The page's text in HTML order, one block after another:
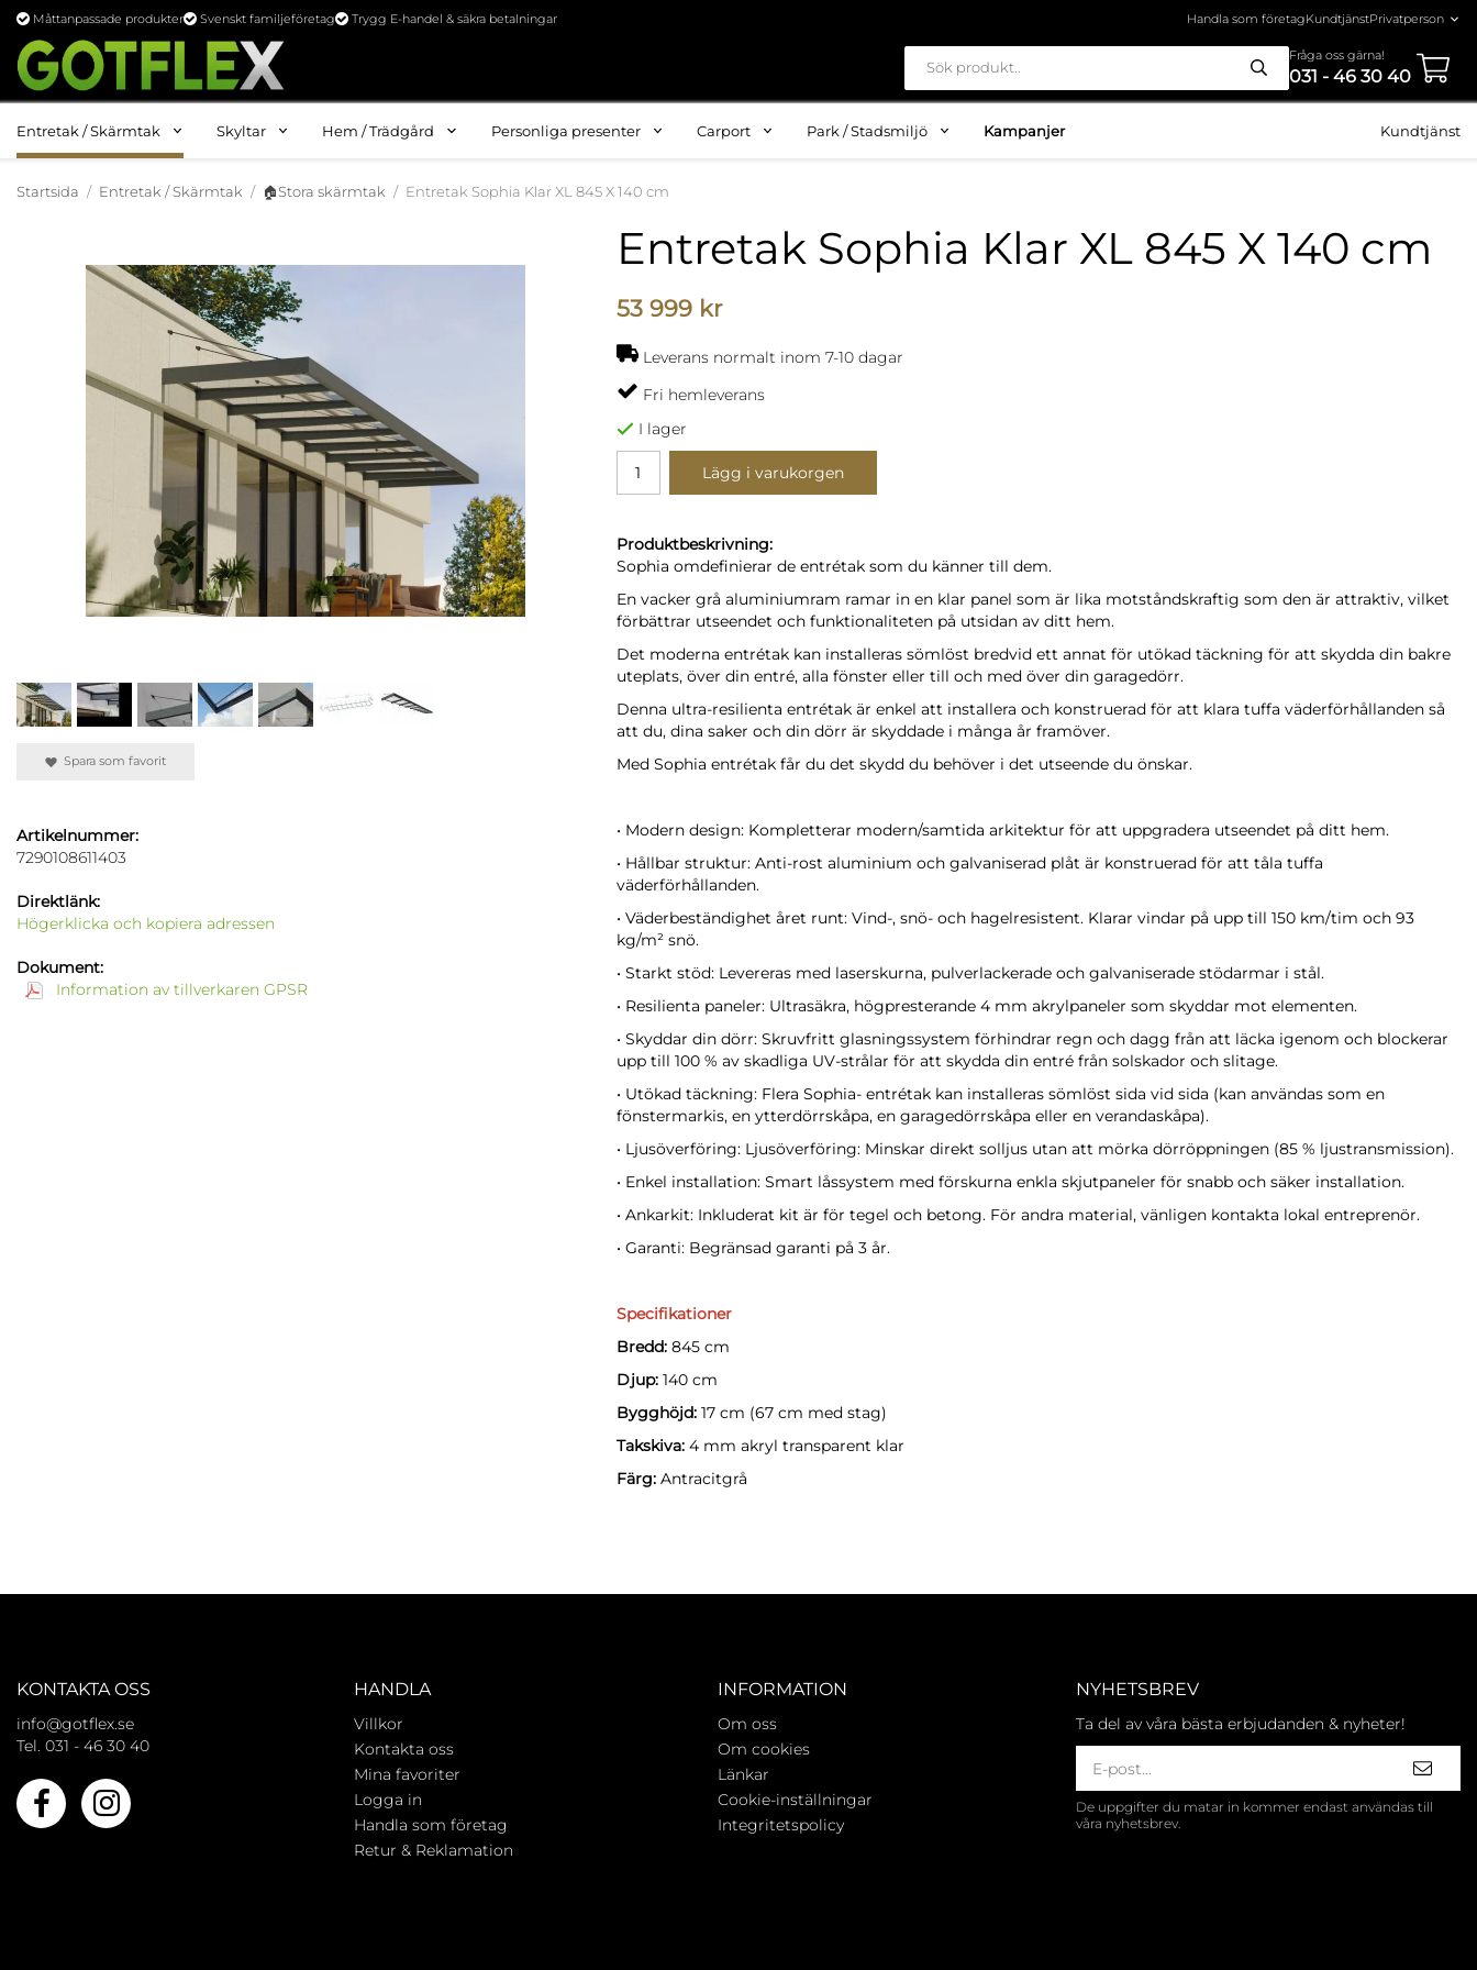
Måttanpassade produkter Svenskt familjeföretag Trygg E-handel & säkra betalningar Handla som företagKundtjänst
Fråga oss gärna!
031 - 46 30 40
Entretak / Skärmtak Skyltar Hem / Trädgård Personliga presenter Carport Park / Stadsmiljö Kampanjer Kundtjänst
Startsida / Entretak / Skärmtak / 🏠Stora skärmtak / Entretak Sophia Klar XL 845 X 140 cm
Entretak Sophia Klar XL 845 X 140 cm
53 999 kr
Leverans normalt inom 7-10 dagar
Fri hemleverans
I lager
Lägg i varukorgen
Produktbeskrivning:
Sophia omdefinierar de entrétak som du känner till dem.
En vacker grå aluminiumram ramar in en klar panel som är lika motståndskraftig som den är attraktiv, vilket
förbättrar utseendet och funktionaliteten på utsidan av ditt hem.
Det moderna entrétak kan installeras sömlöst bredvid ett annat för utökad täckning för att skydda din bakre
uteplats, över din entré, alla fönster eller till och med över din garagedörr.
Denna ultra-resilienta entrétak är enkel att installera och konstruerad för att klara tuffa väderförhållanden så
att du, dina saker och din dörr är skyddade i många år framöver.
Med Sophia entrétak får du det skydd du behöver i det utseende du önskar.
• Modern design: Kompletterar modern/samtida arkitektur för att uppgradera utseendet på ditt hem.
• Hållbar struktur: Anti-rost aluminium och galvaniserad plåt är konstruerad för att tåla tuffa
väderförhållanden.
• Väderbeständighet året runt: Vind-, snö- och hagelresistent. Klarar vindar på upp till 150 km/tim och 93
kg/m² snö.
• Starkt stöd: Levereras med laserskurna, pulverlackerade och galvaniserade stödarmar i stål.
• Resilienta paneler: Ultrasäkra, högpresterande 4 mm akrylpaneler som skyddar mot elementen.
• Skyddar din dörr: Skruvfritt glasningssystem förhindrar regn och dagg från att läcka igenom och blockerar
upp till 100 % av skadliga UV-strålar för att skydda din entré från solskador och slitage.
• Utökad täckning: Flera Sophia- entrétak kan installeras sömlöst sida vid sida (kan användas som en
fönstermarkis, en ytterdörrskåpa, en garagedörrskåpa eller en verandaskåpa).
• Ljusöverföring: Ljusöverföring: Minskar direkt solljus utan att mörka dörröppningen (85 % ljustransmission).
• Enkel installation: Smart låssystem med förskurna enkla skjutpaneler för snabb och säker installation.
• Ankarkit: Inkluderat kit är för tegel och betong. För andra material, vänligen kontakta lokal entreprenör.
• Garanti: Begränsad garanti på 3 år.
Specifikationer
Bredd:845 cm
Djup: 140 cm
Bygghöjd:17 cm (67 cm med stag)
Takskiva: 4 mm akryl transparent klar
Färg:Antracitgrå
Spara som favorit
Artikelnummer:
7290108611403
Direktlänk:
Högerklicka och kopiera adressen
Dokument:
Information av tillverkaren GPSR
KONTAKTA OSS
info@gotflex.se
Tel. 031 - 46 30 40
HANDLA
Villkor
Kontakta oss
Mina favoriter
Logga in
Handla som företag
Retur & Reklamation
INFORMATION
Om oss
Om cookies
Länkar
Cookie-inställningar
Integritetspolicy
NYHETSBREV
Ta del av våra bästa erbjudanden & nyheter!
De uppgifter du matar in kommer endast användas till
våra nyhetsbrev.